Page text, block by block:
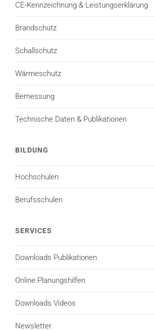
CE-Kennzeichnung & Leistungserklärung
Brandschutz
Schallschutz
Wärmeschutz
Bemessung
Technische Daten & Publikationen
BILDUNG
Hochschulen
Berufsschulen
SERVICES
Downloads Publikationen
Online Planungshilfen
Downloads Videos
Newsletter